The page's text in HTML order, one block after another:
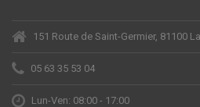
151 Route de Saint-Germier, 81100
05 63 35 53 04
Lun-Ven: 08:00 - 17:00